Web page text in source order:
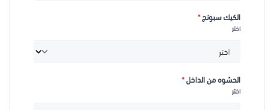
الكيك سبونج*
اختر
الحشوه من الداخل*
اختر